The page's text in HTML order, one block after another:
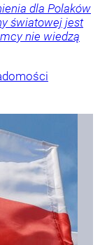
dla Polaków
światowej jest
nie wiedzą